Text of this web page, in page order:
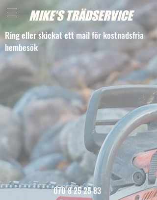
MIKE'S TRÄDSERVICE
Ring eller skickat ett mail för kostnadsfria
hembesök
070 8 25 25 83